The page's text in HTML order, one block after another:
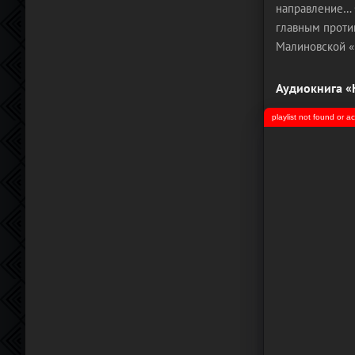
направление…
главным
Малиновской
Аудиокнига
playlist not found or